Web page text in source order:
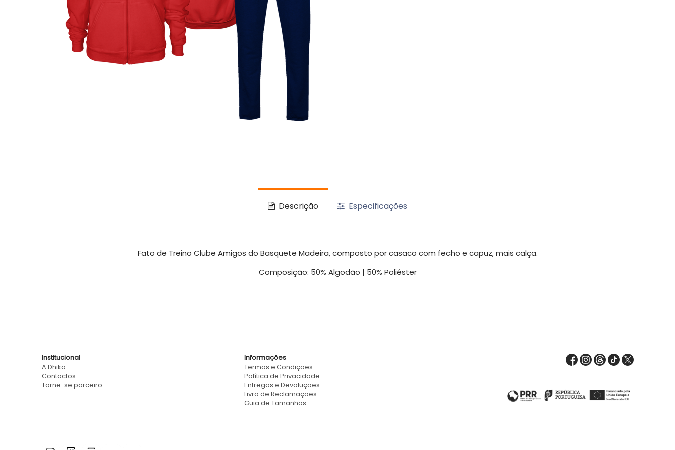
Descrição Especificações
Fato de Treino Clube Amigos do Basquete Madeira, composto por casaco com fecho e capuz, mais calça.
Composição: 50% Algodão | 50% Poliéster
Institucional
A Dhika
Contactos
Torne-se parceiro
Informações
Termos e Condições
Política de Privacidade
Entregas e Devoluções
Livro de Reclamações
Guia de Tamanhos